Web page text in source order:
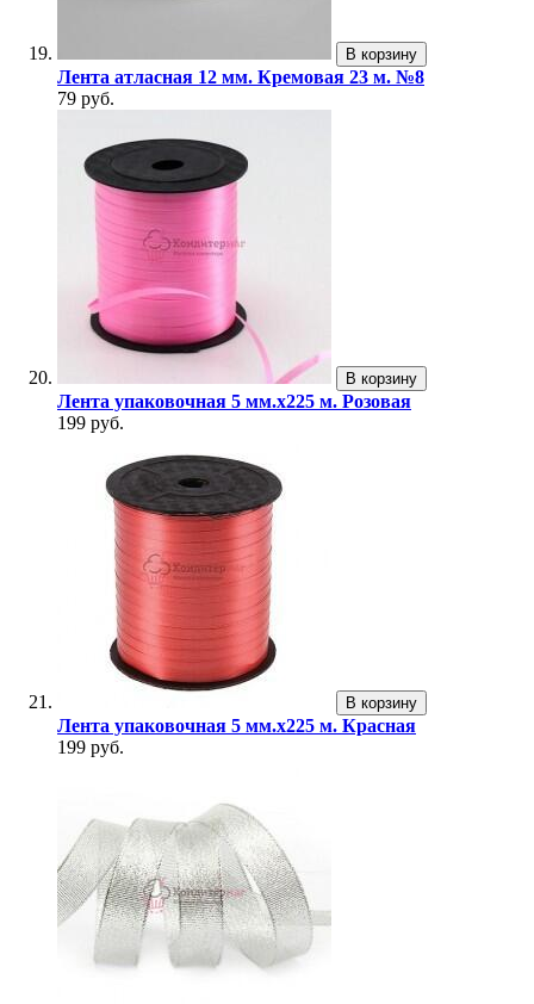
В корзину
Лента атласная 12 мм. Кремовая 23 м. №8
79 руб.
В корзину
Лента упаковочная 5 мм.х225 м. Розовая
199 руб.
В корзину
Лента упаковочная 5 мм.х225 м. Красная
199 руб.